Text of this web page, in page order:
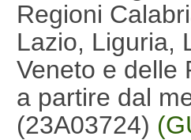
Regioni
Lazio, Liguria,
Veneto e delle
a partire dal
(23A03724)